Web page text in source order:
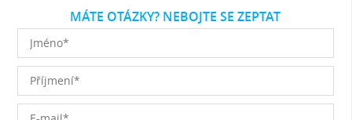
MÁTE OTÁZKY? NEBOJTE SE ZEPTAT